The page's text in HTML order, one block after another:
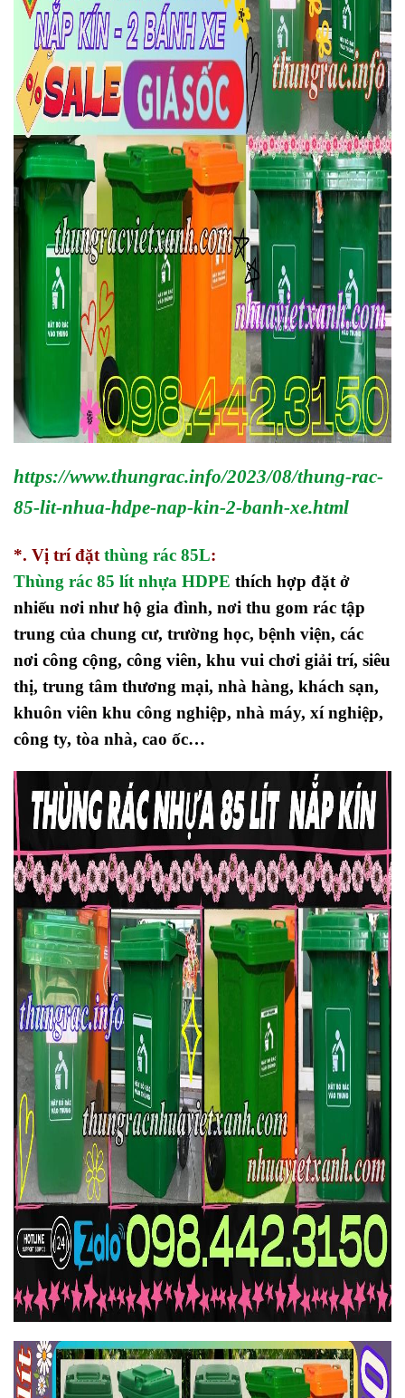
https://www.thungrac.info/2023/08/thung-rac-
85-lit-nhua-hdpe-nap-kin-2-banh-xe.html
*. Vị trí đặt thùng rác 85L:
Thùng rác 85 lít nhựa HDPE thích hợp đặt ở
nhiếu nơi như hộ gia đình, nơi thu gom rác tập
trung của chung cư, trường học, bệnh viện, các
nơi công cộng, công viên, khu vui chơi giải trí, siêu
thị, trung tâm thương mại, nhà hàng, khách sạn,
khuôn viên khu công nghiệp, nhà máy, xí nghiệp,
công ty, tòa nhà, cao ốc…